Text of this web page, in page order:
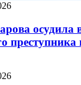
осудила